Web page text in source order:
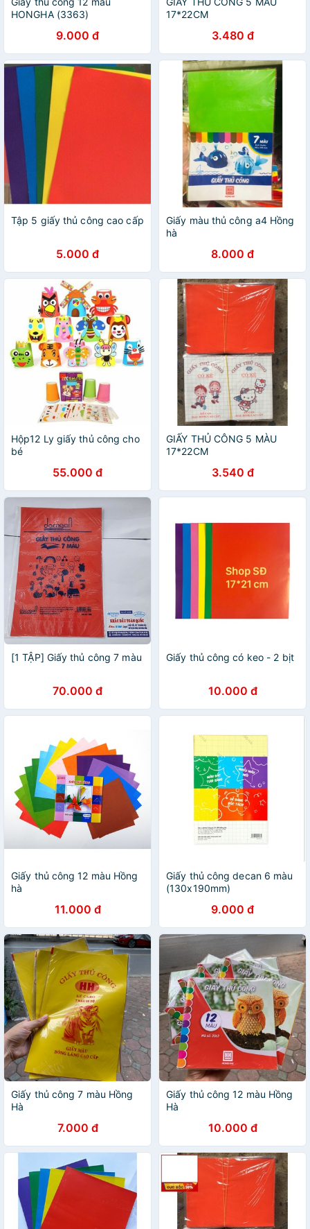
HONGHA (3363)
9.000 đ
17*22CM
3.480 đ
Tập 5 giấy thủ công cao cấp
5.000 đ
Giấy màu thủ công a4 Hồng
hà
8.000 đ
Hộp12 Ly giấy thủ công cho
bé
55.000 đ
GIẤY THỦ CÔNG 5 MÀU
17*22CM
3.540 đ
[1 TẬP] Giấy thủ công 7 màu
70.000 đ
Giấy thủ công có keo - 2 bịt
10.000 đ
Giấy thủ công 12 màu Hồng
hà
11.000 đ
Giấy thủ công decan 6 màu
(130x190mm)
9.000 đ
Giấy thủ công 7 màu Hồng
Hà
7.000 đ
Giấy thủ công 12 màu Hồng
Hà
10.000 đ